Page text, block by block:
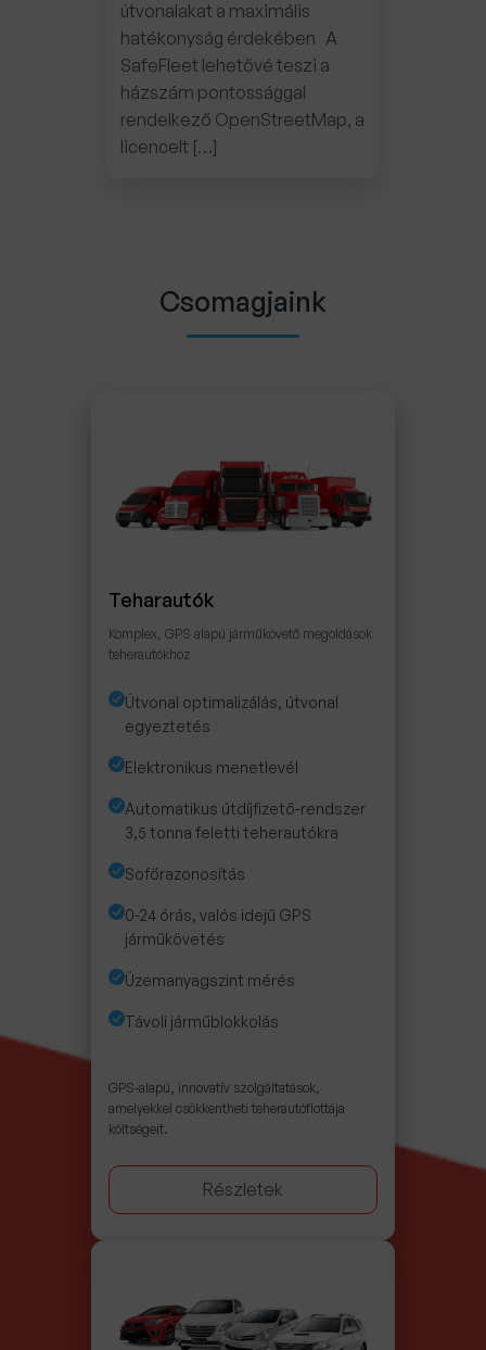
útvonalakat a maximális
hatékonyság érdekében A
SafeFleet lehetővé teszi a
házszám pontossággal
rendelkező OpenStreetMap, a
licencelt […]
Csomagjaink
Teharautók
Komplex, GPS alapú járműkövető megoldások
teherautókhoz
Útvonal optimalizálás, útvonal
egyeztetés
Elektronikus menetlevél
Automatikus útdíjfizető-rendszer
3,5 tonna feletti teherautókra
Sofőrazonosítás
0-24 órás, valós idejű GPS
járműkövetés
Üzemanyagszint mérés
Távoli járműblokkolás
GPS-alapú, innovatív szolgáltatások,
amelyekkel csökkentheti teherautóflottája
költségeit.
Részletek